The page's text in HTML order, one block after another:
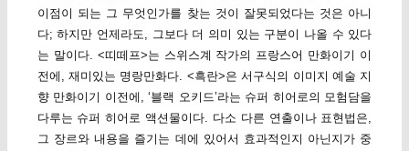
이점이 되는 그 무엇인가를 찾는 것이 잘못되었다는 것은 아니
다; 하지만 언제라도, 그보다 더 의미 있는 구분이 나올 수 있다
는 말이다. <띠떼프>는 스위스계 작가의 프랑스어 만화이기 이
전에, 재미있는 명랑만화다. <흑란>은 서구식의 이미지 예술 지
향 만화이기 이전에, ‘블랙 오키드’라는 슈퍼 히어로의 모험담을
다루는 슈퍼 히어로 액션물이다. 다소 다른 연출이나 표현법은,
그 장르와 내용을 즐기는 데에 있어서 효과적인지 아닌지가 중